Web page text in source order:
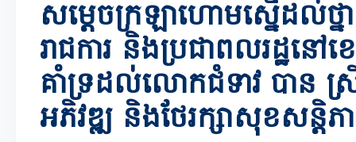
សម្តេចក្រឡាហោមស្នើដល់ថ្ន
រាជការ និងប្រជាពលរដ្ឋនៅ
គាំទ្រដល់លោកជំទាវ បាន ស្
អភិវឌ្ឍ និងថែរក្សាសុខសន្តិភ